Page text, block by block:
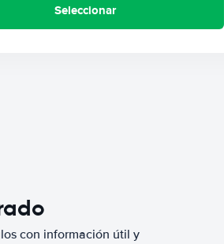
Seleccionar
con información útil y